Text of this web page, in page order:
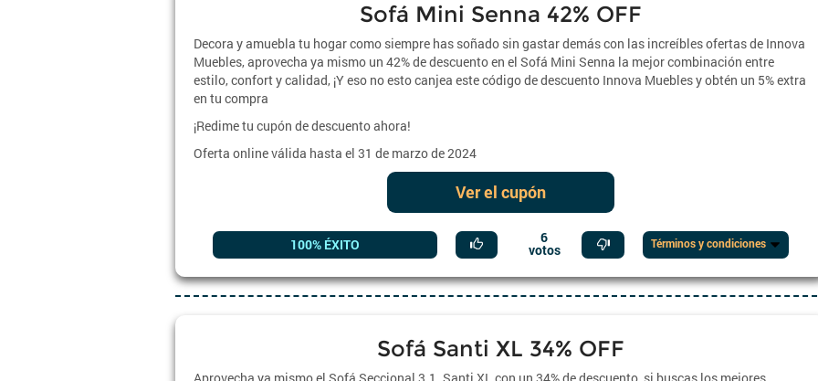
Sofá Mini Senna 42% OFF
Decora y amuebla tu hogar como siempre has soñado sin gastar demás con las increíbles ofertas de Innova
Muebles, aprovecha ya mismo un 42% de descuento en el Sofá Mini Senna la mejor combinación entre
estilo, confort y calidad, ¡Y eso no esto canjea este código de descuento Innova Muebles y obtén un 5% extra
en tu compra
¡Redime tu cupón de descuento ahora!
Oferta online válida hasta el 31 de marzo de 2024
Ver el cupón
100% ÉXITO 6
votos Términos y condiciones
Sofá Santi XL 34% OFF